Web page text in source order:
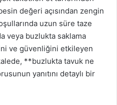
değeri açısından zengin
uzun süre taze
veya buzlukta saklama
ve güvenliğini etkileyen
**buzlukta tavuk ne
yanıtını detaylı bir